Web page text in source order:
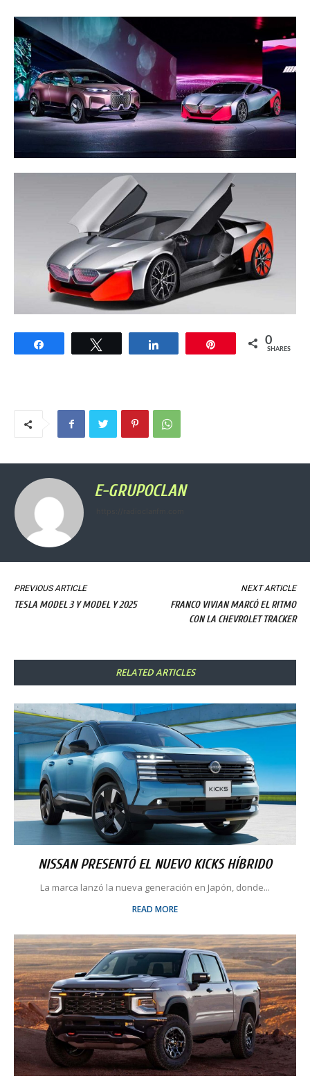
0
SHARES
E-GRUPOCLAN
PREVIOUS ARTICLE
TESLA MODEL 3 Y MODEL Y 2025
NEXT ARTICLE
FRANCO VIVIAN MARCÓ EL RITMO
CON LA CHEVROLET TRACKER
RELATED ARTICLES
NISSAN PRESENTÓ EL NUEVO KICKS HÍBRIDO
La marca lanzó la nueva generación en Japón, donde...
READ MORE